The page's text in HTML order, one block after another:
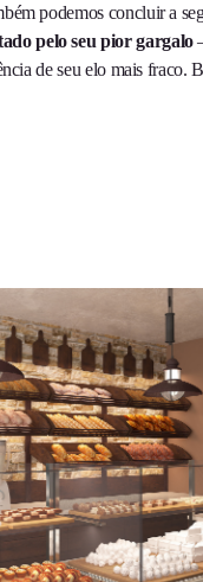
podemos concluir a
pelo seu pior gargalo
de seu elo mais fraco.